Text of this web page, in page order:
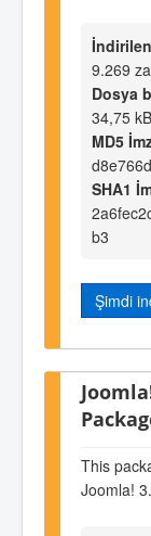
İndirilen
9.269
Dosya
34,75 kB
MD5
SHA1
b3
Şimdi
This
Joomla!